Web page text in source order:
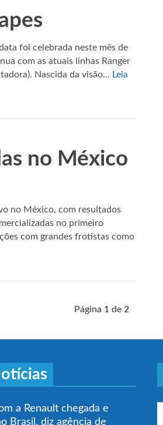
foi celebrada neste mês de
com as atuais linhas Ranger
Nascida da visão… Leia
no México
no México, com resultados
no primeiro
com grandes frotistas como
Página 1 de 2
a Renault chegada e
Brasil, diz agência de